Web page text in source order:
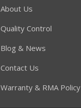
About Us
Quality Control
Blog & News
Contact Us
Warranty & RMA Policy